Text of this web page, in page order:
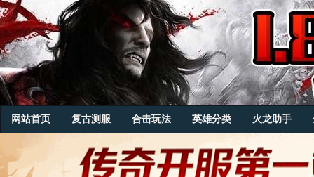
网站首页 复古测服 合击玩法 英雄分类 火龙助手